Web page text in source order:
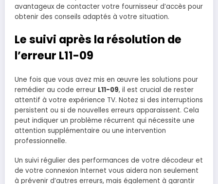
avantageux de contacter votre fournisseur d’accès pour
obtenir des conseils adaptés à votre situation.
Le suivi après la résolution de
l’erreur L11-09
Une fois que vous avez mis en œuvre les solutions pour
remédier au code erreur L11-09, il est crucial de rester
attentif à votre expérience TV. Notez si des interruptions
persistent ou si de nouvelles erreurs apparaissent. Cela
peut indiquer un problème récurrent qui nécessite une
attention supplémentaire ou une intervention
professionnelle.
Un suivi régulier des performances de votre décodeur et
de votre connexion Internet vous aidera non seulement
à prévenir d’autres erreurs, mais également à garantir